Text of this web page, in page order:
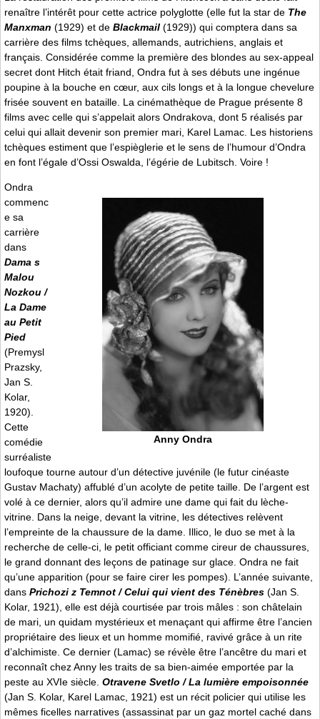
renaître l’intérêt pour cette actrice polyglotte (elle fut la star de The
Manxman (1929) et de Blackmail (1929)) qui comptera dans sa
carrière des films tchèques, allemands, autrichiens, anglais et
français. Considérée comme la première des blondes au sex-appeal
secret dont Hitch était friand, Ondra fut à ses débuts une ingénue
poupine à la bouche en cœur, aux cils longs et à la longue chevelure
frisée souvent en bataille. La cinémathèque de Prague présente 8
films avec celle qui s’appelait alors Ondrakova, dont 5 réalisés par
celui qui allait devenir son premier mari, Karel Lamac. Les historiens
tchèques estiment que l’espièglerie et le sens de l’humour d’Ondra
en font l’égale d’Ossi Oswalda, l’égérie de Lubitsch. Voire !
Anny Ondra
Ondra
commenc
e sa
carrière
dans
Dama s
Malou
Nozkou /
La Dame
au Petit
Pied
(Premysl
Prazsky,
Jan S.
Kolar,
1920).
Cette
comédie
surréaliste
loufoque tourne autour d’un détective juvénile (le futur cinéaste
Gustav Machaty) affublé d’un acolyte de petite taille. De l’argent est
volé à ce dernier, alors qu’il admire une dame qui fait du lèche-
vitrine. Dans la neige, devant la vitrine, les détectives relèvent
l’empreinte de la chaussure de la dame. Illico, le duo se met à la
recherche de celle-ci, le petit officiant comme cireur de chaussures,
le grand donnant des leçons de patinage sur glace. Ondra ne fait
qu’une apparition (pour se faire cirer les pompes). L’année suivante,
dans Prichozi z Temnot / Celui qui vient des Ténèbres (Jan S.
Kolar, 1921), elle est déjà courtisée par trois mâles : son châtelain
de mari, un quidam mystérieux et menaçant qui affirme être l’ancien
propriétaire des lieux et un homme momifié, ravivé grâce à un rite
d’alchimiste. Ce dernier (Lamac) se révèle être l’ancêtre du mari et
reconnaît chez Anny les traits de sa bien-aimée emportée par la
peste au XVIe siècle. Otravene Svetlo / La lumière empoisonnée
(Jan S. Kolar, Karel Lamac, 1921) est un récit policier qui utilise les
mêmes ficelles narratives (assassinat par un gaz mortel caché dans